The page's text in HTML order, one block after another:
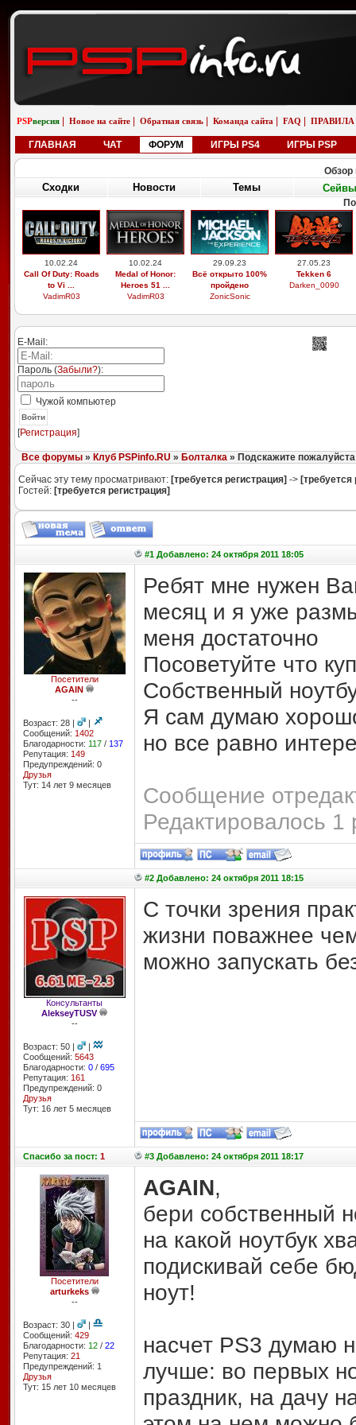
PSPверсия Новое на сайте Обратная связь Команда сайта FAQ ПРАВИЛА
ГЛАВНАЯ ЧАТ ФОРУМ ИГРЫ PS4 ИГРЫ PSP
Обзор
Сходки Новости Темы Сейвы
10.02.24
Call Of Duty: Roads
to Vi ...
VadimR03
10.02.24
Medal of Honor:
Heroes 51 ...
VadimR03
29.09.23
Всё открыто 100%
пройдено
ZonicSonic
27.05.23
Tekken 6
Darken_0090
E-Mail:
Пароль (Забыли?):
Чужой компьютер
Войти
[Регистрация]
Все форумы» Клуб PSPinfo.RU » Болталка» Подскажите пожалуйста
Сейчас эту тему просматривают: [требуется регистрация] -> [требуется
Гостей: [требуется регистрация]
#1 Добавлено: 24 октября 2011 18:05
Посетители
AGAIN
--
Возраст: 28 |
|
Сообщений: 1402
Благодарности: 117/ 137
Репутация: 149
Предупреждений: 0
Друзья
Тут: 14 лет 9 месяцев
Ребят мне нужен
месяц и я уже
меня достаточно
Посоветуйте что
Собственный
Я сам думаю
но все равно
Сообщение
Редактировалось 1
#2 Добавлено: 24 октября 2011 18:15
Консультанты
AlekseyTUSV
--
Возраст: 50 |
|
Сообщений: 5643
Благодарности: 0/ 695
Репутация: 161
Предупреждений: 0
Друзья
Тут: 16 лет 5 месяцев
С точки зрения
жизни поважнее
можно запускать
Спасибоза пост: 1 #3 Добавлено: 24 октября 2011 18:17
Посетители
arturkeks
--
Возраст: 30 |
|
Сообщений: 429
Благодарности: 12/ 22
Репутация: 21
Предупреждений: 1
Друзья
Тут: 15 лет 10 месяцев
AGAIN,
бери собственный
на какой ноутбук
подискивай себе
ноут!
насчет PS3 думаю
лучше: во первых
праздник, на дачу